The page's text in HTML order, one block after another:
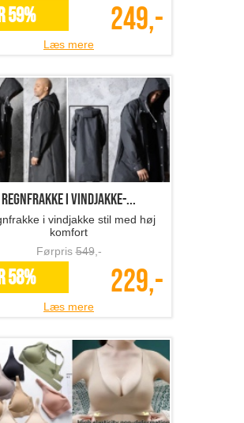
59% 249,-
Læs mere
regnfrakke i vindjakke-...
i vindjakke stil med høj
komfort
Førpris549,-
58% 229,-
Læs mere